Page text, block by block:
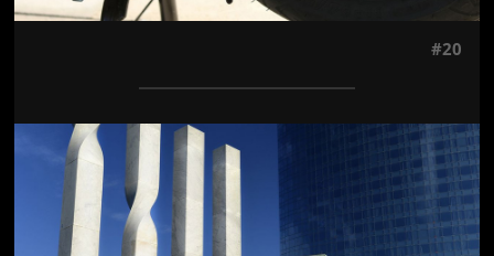
#20
Jön még kép!